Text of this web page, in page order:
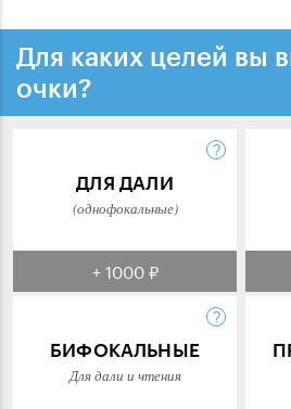
Для каких целей вы
очки?
ДЛЯ ДАЛИ
(однофокальные)
+ 1000 ₽
БИФОКАЛЬНЫЕ
Для дали и чтения